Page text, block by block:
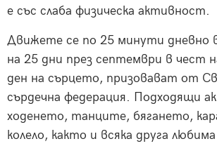
е със слаба физическа активност.
Движете се по 25 минути дневно
на 25 дни през септември в чест
ден на сърцето, призовават от
сърдечна федерация. Подходящи
ходенето, танците, бягането,
колело, както и всяка друга